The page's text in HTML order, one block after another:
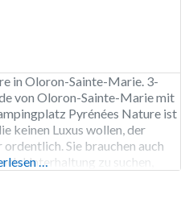
in Oloron-Sainte-Marie. 3-
von Oloron-Sainte-Marie mit
Pyrénées Nature ist
keinen Luxus wollen, der
Sie brauchen auch
Unterhaltung zu suchen,
…